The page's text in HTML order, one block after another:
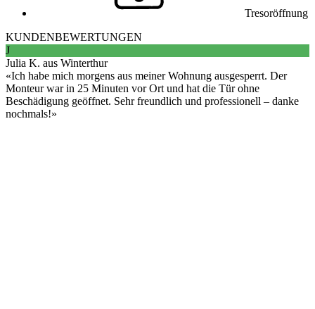
Tresoröffnung
KUNDENBEWERTUNGEN
J
Julia K. aus Winterthur
Ich habe mich morgens aus meiner Wohnung ausgesperrt. Der
Monteur war in 25 Minuten vor Ort und hat die Tür ohne
Beschädigung geöffnet. Sehr freundlich und professionell – danke
nochmals!